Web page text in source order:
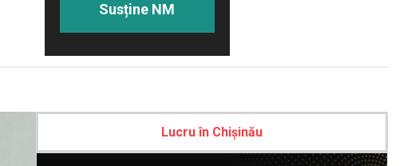
Susține NM
Lucru în Chișinău